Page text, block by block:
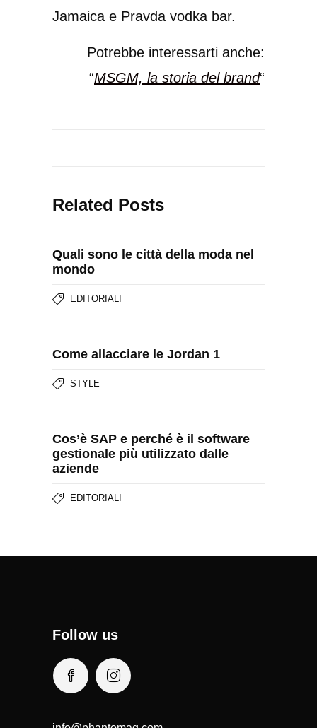
Jamaica e Pravda vodka bar.
Potrebbe interessarti anche:
“MSGM, la storia del brand“
Related Posts
Quali sono le città della moda nel
mondo
EDITORIALI
Come allacciare le Jordan 1
STYLE
Cos’è SAP e perché è il software
gestionale più utilizzato dalle
aziende
EDITORIALI
Follow us